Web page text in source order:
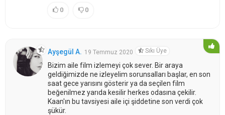
0 0
Ayşegül A. 19 Temmuz 2020 Sıkı Üye
Bizim aile film izlemeyi çok sever. Bir araya
geldiğimizde ne izleyelim sorunsalları başlar, en son
saat gece yarısını gösterir ya da seçilen film
beğenilmez yarıda kesilir herkes odasına çekilir.
Kaan'ın bu tavsiyesi aile içi şiddetine son verdi çok
şükür.